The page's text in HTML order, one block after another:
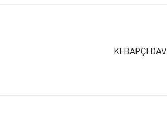
KEBAPÇI